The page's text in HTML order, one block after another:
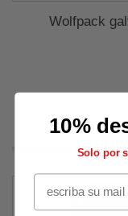
Wolfpack
10%
Solo por